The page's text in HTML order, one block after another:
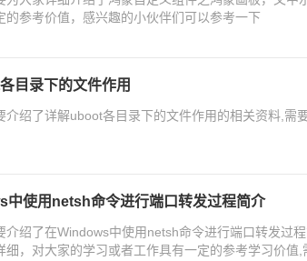
的参考价值，感兴趣的小伙伴们可以参考一下
目录下的文件作用
介绍了详解uboot各目录下的文件作用的相关资料,需
中使用netsh命令进行端口转发过程简介
介绍了在Windows中使用netsh命令进行端口转发过
细，对大家的学习或者工作具有一定的参考学习价值